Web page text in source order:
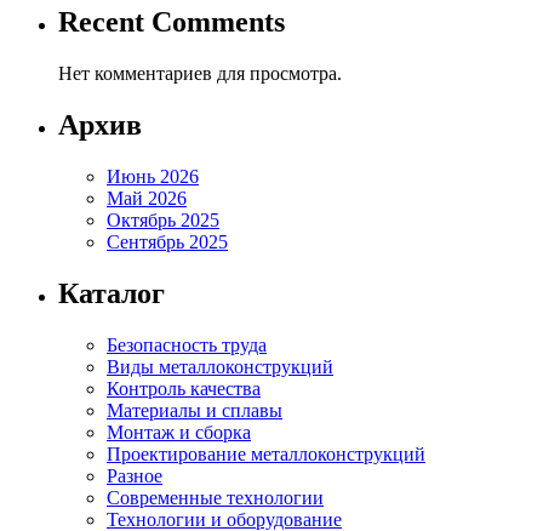
Recent Comments
Нет комментариев для просмотра.
Архив
Июнь 2026
Май 2026
Октябрь 2025
Сентябрь 2025
Каталог
Безопасность труда
Виды металлоконструкций
Контроль качества
Материалы и сплавы
Монтаж и сборка
Проектирование металлоконструкций
Разное
Современные технологии
Технологии и оборудование